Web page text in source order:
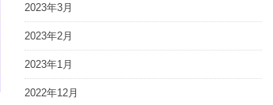
2023年3月
2023年2月
2023年1月
2022年12月